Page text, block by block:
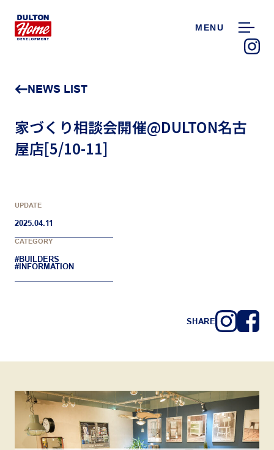
MENU
NEWS LIST
家づくり相談会開催@DULTON名古
屋店[5/10-11]
UPDATE
2025.04.11
CATEGORY
#BUILDERS
#INFORMATION
SHARE